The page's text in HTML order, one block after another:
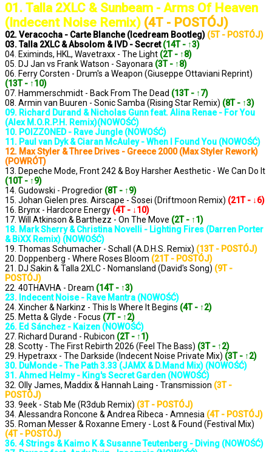
01. Talla 2XLC & Sunbeam - Arms Of Heaven
(Indecent Noise Remix) (4T - POSTÓJ)
02. Veracocha - Carte Blanche (Icedream Bootleg) (5T - POSTÓJ)
03. Talla 2XLC & Absolom & IVD - Secret(14T - ↑3)
04. Eximinds, HKL, Wavetraxx - The Light (2T - ↑8)
05. DJ Jan vs Frank Watson - Sayonara (3T - ↑8)
06. Ferry Corsten - Drum's a Weapon (Giuseppe Ottaviani Reprint)
(13T - ↑10)
07. Hammerschmidt - Back From The Dead (13T - ↑7)
08. Armin van Buuren - Sonic Samba (Rising Star Remix) (8T - ↑3)
09. Richard Durand & Nicholas Gunn feat. Alina Renae - For You
(Alex M.O.R.P.H. Remix)(NOWOŚĆ)
10. POIZZONED - Rave Jungle (NOWOŚĆ)
11. Paul van Dyk & Ciaran McAuley - When I Found You (NOWOŚĆ)
12. Max Styler & Three Drives - Greece 2000 (Max Styler Rework)
(POWRÓT)
13. Depeche Mode, Front 242 & Boy Harsher Aesthetic - We Can Do It
(10T - ↑9)
14. Gudowski - Progredior (8T - ↑9)
15. Johan Gielen pres. Airscape - Sosei (Driftmoon Remix) (21T - ↓6)
16. Brynx - Hardcore Energy (4T - ↓10)
17. Will Atkinson & Barthezz - On The Move (2T - ↑1)
18. Mark Sherry & Christina Novelli - Lighting Fires (Darren Porter
& BiXX Remix) (NOWOŚĆ)
19. Thomas Schumacher - Schall (A.D.H.S. Remix) (13T - POSTÓJ)
20. Doppenberg - Where Roses Bloom (21T - POSTÓJ)
21. DJ Sakin & Talla 2XLC - Nomansland (David's Song) (9T -
POSTÓJ)
22. 40THAVHA - Dream (14T - ↑3)
23. Indecent Noise - Rave Mantra (NOWOŚĆ)
24. Xincher & Narkinz - This Is Where It Begins (4T - ↑2)
25. Metta & Glyde - Focus (7T - ↑2)
26. Ed Sánchez - Kaizen (NOWOŚĆ)
27. Richard Durand - Rubicon (2T - ↑1)
28. Scotty - The First Rebirth 2026 (Feel The Bass) (3T - ↑2)
29. Hypetraxx - The Darkside (Indecent Noise Private Mix) (3T - ↑2)
30. DuMonde - The Path 3.33 (JAMX & D.Mand Mix) (NOWOŚĆ)
31. Ahmed Helmy - King's Secret Garden (NOWOŚĆ)
32. Olly James, Maddix & Hannah Laing - Transmission (3T -
POSTÓJ)
33. 9eek - Stab Me (R3dub Remix) (3T - POSTÓJ)
34. Alessandra Roncone & Andrea Ribeca - Amnesia (4T - POSTÓJ)
35. Roman Messer & Roxanne Emery - Lost & Found (Festival Mix)
(4T - POSTÓJ)
36. 4 Strings & Kaimo K & Susanne Teutenberg - Diving (NOWOŚĆ)